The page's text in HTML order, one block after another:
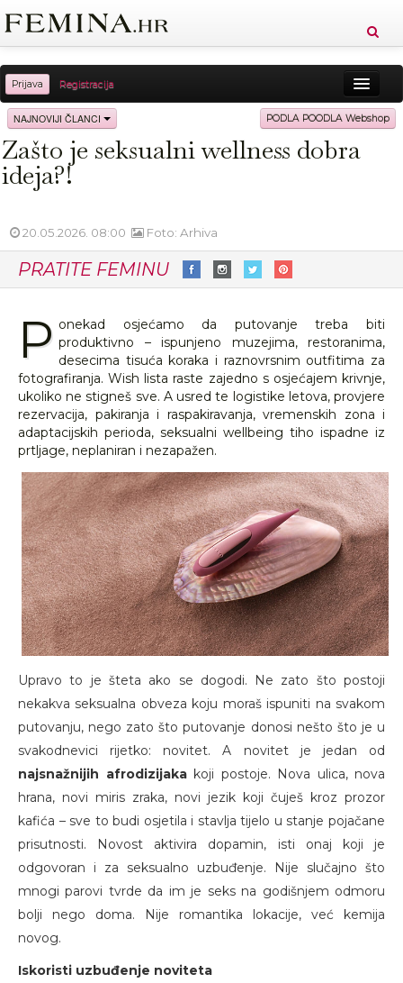
Prijava Registracija
Sreća Zdravlje Vitkost
Moda Ljubav Relax Putovanja Recepti
NAJNOVIJI ČLANCI PODLA POODLA Webshop
Zašto je seksualni wellness dobra
ideja?!
20.05.2026. 08:00 Foto: Arhiva
PRATITE FEMINU
P onekad osjećamo da putovanje treba biti
produktivno – ispunjeno muzejima, restoranima,
desecima tisuća koraka i raznovrsnim outfitima za
fotografiranja. Wish lista raste zajedno s osjećajem krivnje,
ukoliko ne stigneš sve. A usred te logistike letova, provjere
rezervacija, pakiranja i raspakiravanja, vremenskih zona i
adaptacijskih perioda, seksualni wellbeing tiho ispadne iz
prtljage, neplaniran i nezapažen.
Upravo to je šteta ako se dogodi. Ne zato što postoji
nekakva seksualna obveza koju moraš ispuniti na svakom
putovanju, nego zato što putovanje donosi nešto što je u
svakodnevici rijetko: novitet. A novitet je jedan od
najsnažnijih afrodizijakakoji postoje. Nova ulica, nova
hrana, novi miris zraka, novi jezik koji čuješ kroz prozor
kafića – sve to budi osjetila i stavlja tijelo u stanje pojačane
prisutnosti. Novost aktivira dopamin, isti onaj koji je
odgovoran i za seksualno uzbuđenje. Nije slučajno što
mnogi parovi tvrde da im je seks na godišnjem odmoru
bolji nego doma. Nije romantika lokacije, već kemija
novog.
Iskoristi uzbuđenje noviteta